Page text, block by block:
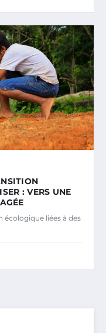
: VERS UNE
écologique liées à des